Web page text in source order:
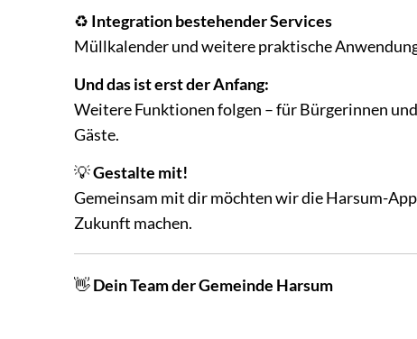
♻️ Integration bestehender Services
Müllkalender und weitere praktische
Und das ist erst der Anfang:
Weitere Funktionen folgen – für Bürgerinnen
Gäste.
💡Gestalte mit!
Gemeinsam mit dir möchten wir die Harsum-
Zukunft machen.
👋Dein Team der Gemeinde Harsum